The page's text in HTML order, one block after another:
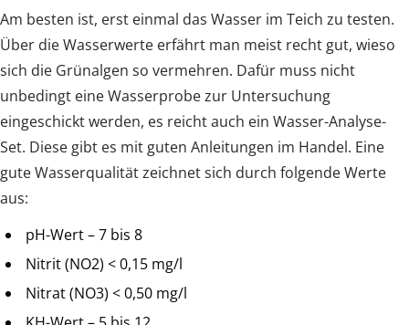
Am besten ist, erst einmal das Wasser im Teich zu testen.
Über die Wasserwerte erfährt man meist recht gut, wieso
sich die Grünalgen so vermehren. Dafür muss nicht
unbedingt eine Wasserprobe zur Untersuchung
eingeschickt werden, es reicht auch ein Wasser-Analyse-
Set. Diese gibt es mit guten Anleitungen im Handel. Eine
gute Wasserqualität zeichnet sich durch folgende Werte
aus:
pH-Wert – 7 bis 8
Nitrit (NO2) < 0,15 mg/l
Nitrat (NO3) < 0,50 mg/l